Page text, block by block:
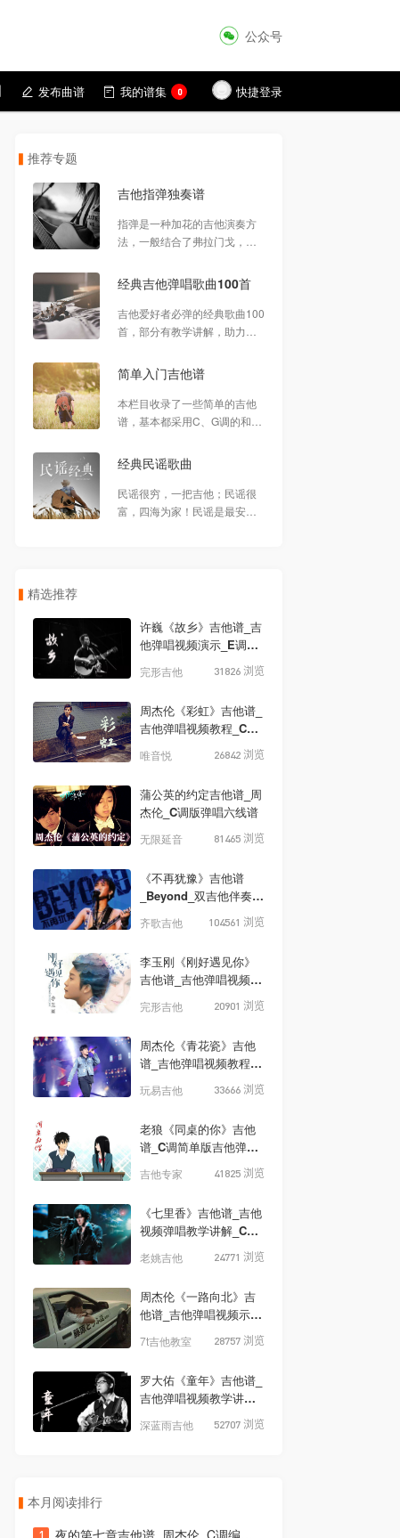
公众号
发布曲谱 我的谱集 0 快捷登录
推荐专题
吉他指弹独奏谱
指弹是一种加花的吉他演奏方
法，一般结合了弗拉门戈，夏
打板技巧并不断的创新。本栏
目收藏了本站发布的所有指弹
风格吉他谱。
经典吉他弹唱歌曲100首
吉他爱好者必弹的经典歌曲100
首，部分有教学讲解，助力初
享。
简单入门吉他谱
本栏目收录了一些简单的吉他
谱，基本都采用C、G调的和
适合新手或刚入门的琴友做巩
固练习。
经典民谣歌曲
民谣很穷，一把吉他；民谣很
富，四海为家！民谣是最安静
精选推荐
许巍《故乡》吉他谱_吉
他弹唱视频演示_E调高
完形吉他 31826 浏览
周杰伦《彩虹》吉他谱_
吉他弹唱视频教程_C调
唯音悦 26842 浏览
蒲公英的约定吉他谱_周
杰伦_C调版弹唱六线谱
无限延音 81465 浏览
《不再犹豫》吉他谱
_Beyond_双吉他伴奏吉
齐歌吉他 104561 浏览
李玉刚《刚好遇见你》
吉他谱_吉他弹唱视频演
完形吉他 20901 浏览
周杰伦《青花瓷》吉他
谱_吉他弹唱视频教程教
玩易吉他 33666 浏览
老狼《同桌的你》吉他
谱_C调简单版吉他弹唱
吉他专家 41825 浏览
《七里香》吉他谱_吉他
视频弹唱教学讲解_C调
老姚吉他 24771 浏览
周杰伦《一路向北》吉
他谱_吉他弹唱视频示范
7t吉他教室 28757 浏览
罗大佑《童年》吉他谱_
吉他弹唱视频教学讲解
深蓝雨吉他 52707 浏览
本月阅读排行
夜的第七章吉他谱_周杰伦_C调编配弹唱谱附演示教程